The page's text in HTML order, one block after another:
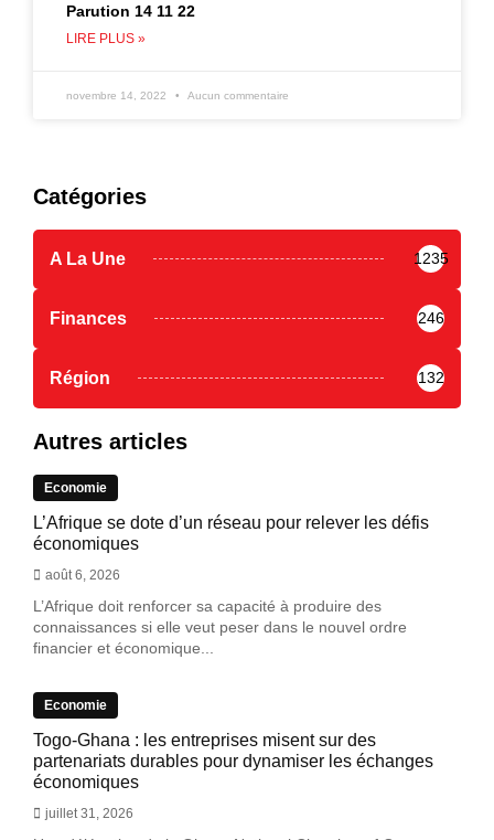
Parution 14 11 22
LIRE PLUS »
novembre 14, 2022 Aucun commentaire
Catégories
A La Une 1235
Finances 246
Région 132
Autres articles
Economie
L’Afrique se dote d’un réseau pour relever les défis
économiques
août 6, 2026
L’Afrique doit renforcer sa capacité à produire des
connaissances si elle veut peser dans le nouvel ordre
financier et économique...
Economie
Togo-Ghana : les entreprises misent sur des
partenariats durables pour dynamiser les échanges
économiques
juillet 31, 2026